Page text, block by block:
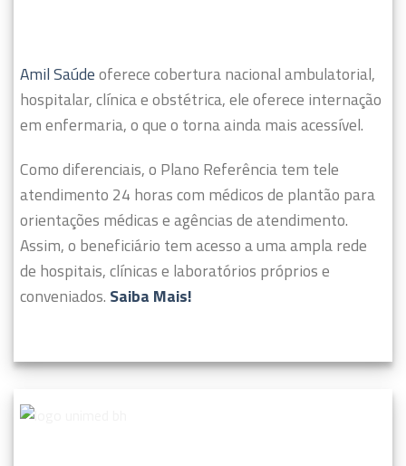
Amil Saúdeoferece cobertura nacional ambulatorial,
hospitalar, clínica e obstétrica, ele oferece internação
em enfermaria, o que o torna ainda mais acessível.
Como diferenciais, o Plano Referência tem tele
atendimento 24 horas com médicos de plantão para
orientações médicas e agências de atendimento.
Assim, o beneficiário tem acesso a uma ampla rede
de hospitais, clínicas e laboratórios próprios e
conveniados. Saiba Mais!